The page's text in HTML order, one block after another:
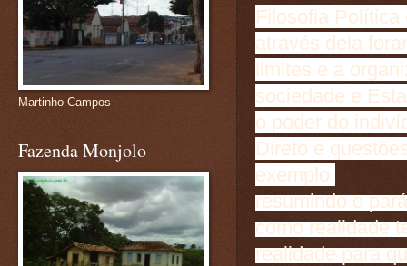
Filosofia Política
através dela
limites e a
sociedade e
o poder do
Direto e
exemplo.
resumindo o
como realidade
realidade para
Martinho Campos
Fazenda Monjolo